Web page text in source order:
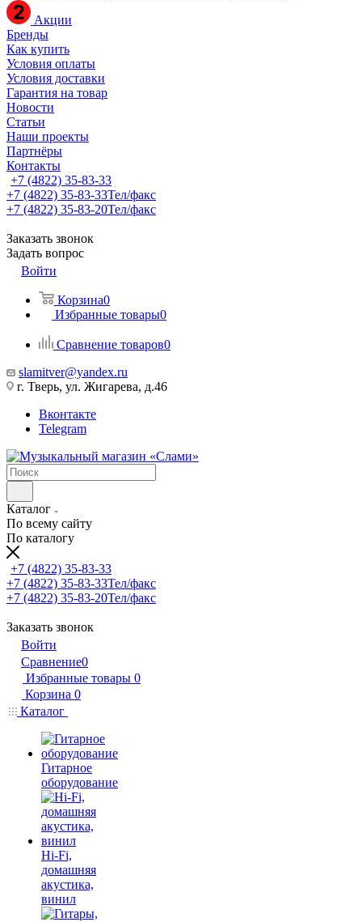
Акции
Бренды
Как купить
Условия оплаты
Условия доставки
Гарантия на товар
Новости
Статьи
Наши проекты
Партнёры
Контакты
+7 (4822) 35-83-33
+7 (4822) 35-83-33Тел/факс
+7 (4822) 35-83-20Тел/факс
Заказать звонок
Задать вопрос
Войти
Корзина0
Избранные товары0
Сравнение товаров0
slamitver@yandex.ru
г. Тверь, ул. Жигарева, д.46
Вконтакте
Telegram
Каталог
По всему сайту
По каталогу
+7 (4822) 35-83-33
+7 (4822) 35-83-33Тел/факс
+7 (4822) 35-83-20Тел/факс
Заказать звонок
Войти
Сравнение0
Избранные товары 0
Корзина 0
Каталог
Гитарное
оборудование
Hi-Fi,
домашняя
акустика,
винил